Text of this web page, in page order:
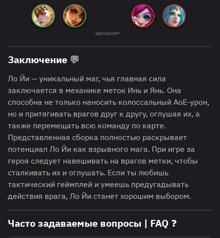
Заключение 💬
Ло Йи — уникальный маг, чья главная сила
заключается в механике меток Инь и Янь. Она
способна не только наносить колоссальный AoE-урон,
но и притягивать врагов друг к другу, оглушая их, а
также перемещать всю команду по карте.
Представленная сборка полностью раскрывает
потенциал Ло Йи как взрывного мага. При игре за
героя следует навешивать на врагов метки, чтобы
сталкивать их и оглушать. Если ты любишь
тактический геймплей и умеешь предугадывать
действия врага, Ло Йи станет хорошим выбором.
Часто задаваемые вопросы | FAQ ❓